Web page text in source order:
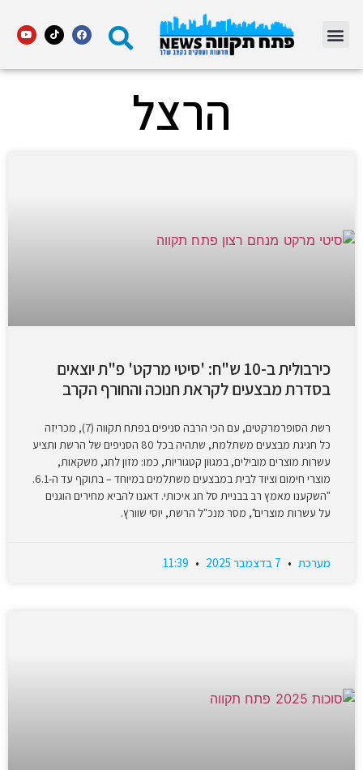
הרצל
כירבולית ב-10 ש"ח: 'סיטי מרקט' פ"ת יוצאים
בסדרת מבצעים לקראת חנוכה והחורף הקרב
רשת הסופרמרקטים, עם הכי הרבה סניפים בפתח תקווה (7), מכריזה
כל חגיגת מבצעים משתלמת, שתהיה בכל 80 הסניפים של הרשת ותציע
עשרות מוצרים מובילים, במגוון קטגוריות, כמו: מזון לחג, משקאות,
מוצרי חימום וציוד לבית במבצעים משתלמים במיוחד – בתוקף עד ה-6.1.
"השקענו מאמץ רב בבניית סל חג איכותי. דאגנו להביא מחירים הוגנים
על עשרות מוצרים", מסר מנכ"ל הרשת, יוסי שוורץ.
מערכת